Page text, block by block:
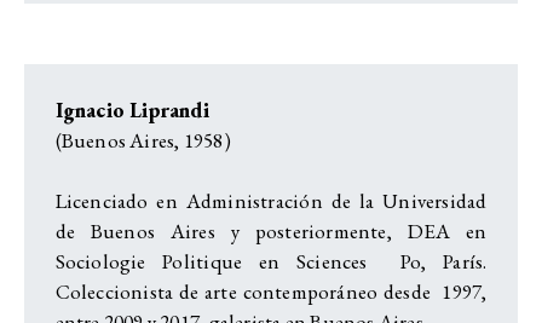
Ignacio Liprandi
(Buenos Aires, 1958)
Licenciado en Administración de la Universidad
de Buenos Aires y posteriormente, DEA en
Sociologie Politique en Sciences Po, París.
Coleccionista de arte contemporáneo desde 1997,